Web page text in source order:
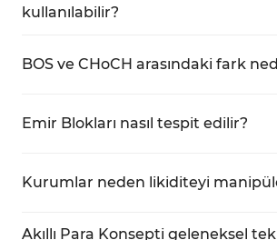
kullanılabilir?
işlemler dahil olmak üzere tüm
BOS ve CHoCH arasındaki fark
devamını doğrular.
CHoCH (Change of Character):
Emir Blokları nasıl tespit edilir?
güçlü fiyat hareketlerinin olduğu
Kurumlar neden likiditeyi
yüksek likiditeye ihtiyaç duyarlar.
Akıllı Para Konsepti geleneksel